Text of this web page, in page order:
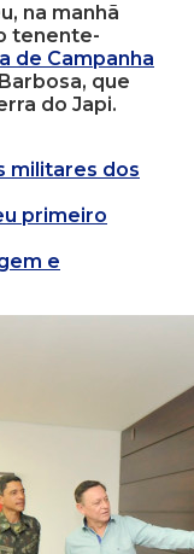
na manhã
tenente-
de Campanha
que
do Japi.
militares dos
primeiro
e